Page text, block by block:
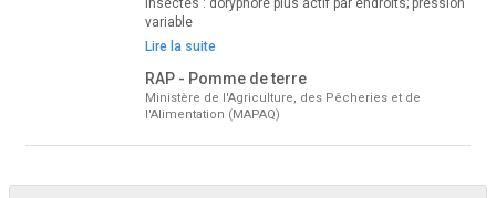
Insectes : doryphore plus actif par endroits; pression
variable
Lire la suite
RAP - Pomme de terre
Ministère de l'Agriculture, des Pêcheries et de
l'Alimentation (MAPAQ)